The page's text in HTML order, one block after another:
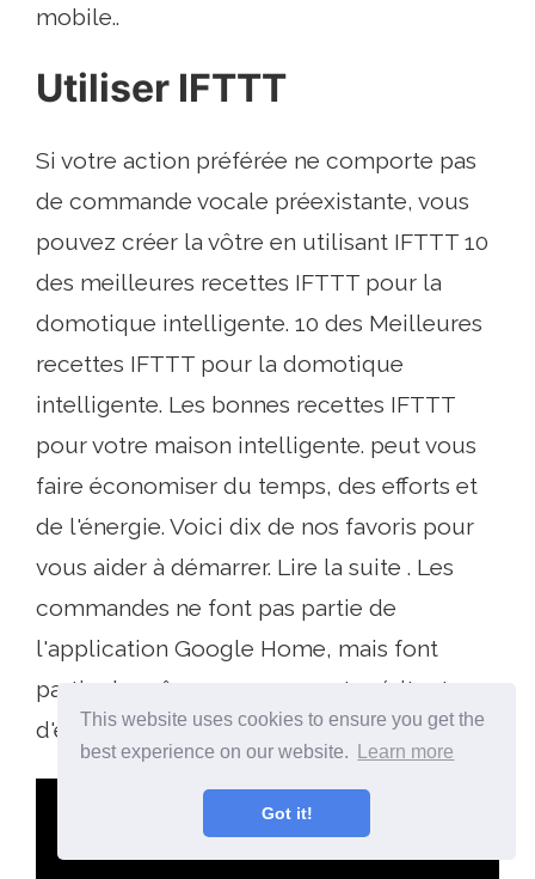
This website uses cookies to ensure you get the
best experience on our website.
Learn more
Got it!
mobile..
Utiliser IFTTT
Si votre action préférée ne comporte pas
de commande vocale préexistante, vous
pouvez créer la vôtre en utilisant IFTTT 10
des meilleures recettes IFTTT pour la
domotique intelligente. 10 des Meilleures
recettes IFTTT pour la domotique
intelligente. Les bonnes recettes IFTTT
pour votre maison intelligente. peut vous
faire économiser du temps, des efforts et
de l'énergie. Voici dix de nos favoris pour
vous aider à démarrer. Lire la suite . Les
commandes ne font pas partie de
l'application Google Home, mais font
partie du même processus et méritent
d'être mentionnées brièvement..